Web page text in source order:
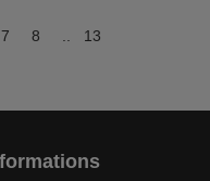
7 8 .. 13